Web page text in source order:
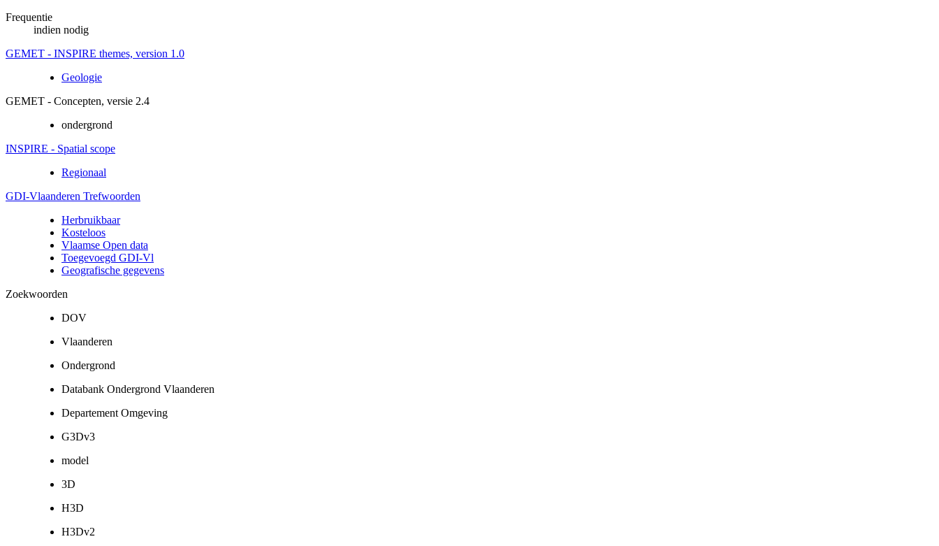
Frequentie
indien nodig
GEMET - INSPIRE themes, version 1.0
Geologie
GEMET - Concepten, versie 2.4
ondergrond
INSPIRE - Spatial scope
Regionaal
GDI-Vlaanderen Trefwoorden
Herbruikbaar
Kosteloos
Vlaamse Open data
Toegevoegd GDI-Vl
Geografische gegevens
Zoekwoorden
DOV
Vlaanderen
Ondergrond
Databank Ondergrond Vlaanderen
Departement Omgeving
G3Dv3
model
3D
H3D
H3Dv2